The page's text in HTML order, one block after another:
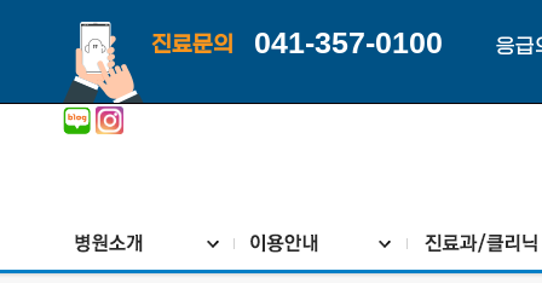
진료문의 041-357-0100 응급